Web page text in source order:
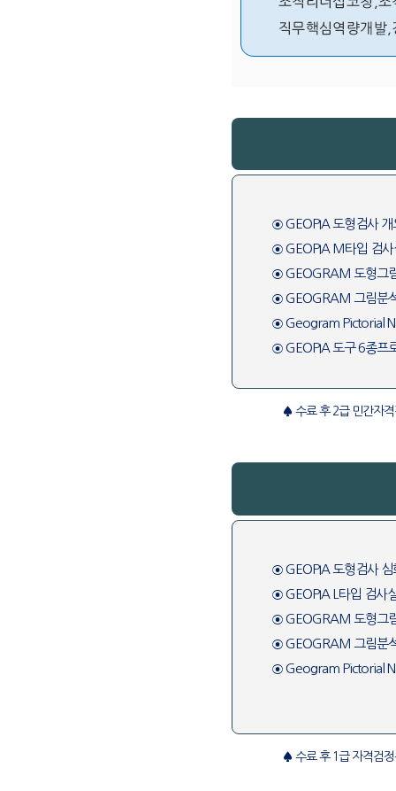
⊙ GEOPIA 도형검사 개
⊙ GEOPIA M타입 검사
⊙ GEOGRAM 도형그
⊙ GEOGRAM 그림분
⊙ Geogram Pictorial
⊙ GEOPIA 도구 6종프
♠ 수료 후 2급 민간자
⊙ GEOPIA 도형검사 심
⊙ GEOPIA L타입 검사
⊙ GEOGRAM 도형그
⊙ GEOGRAM 그림분
⊙ Geogram Pictorial
♠ 수료 후 1급 자격검